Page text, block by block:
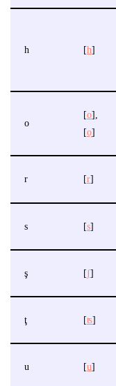
h [h]
o
[o],
[o̞]
r [r]
s [s]
ş [ʃ]
ţ [ʦ]
u [u]